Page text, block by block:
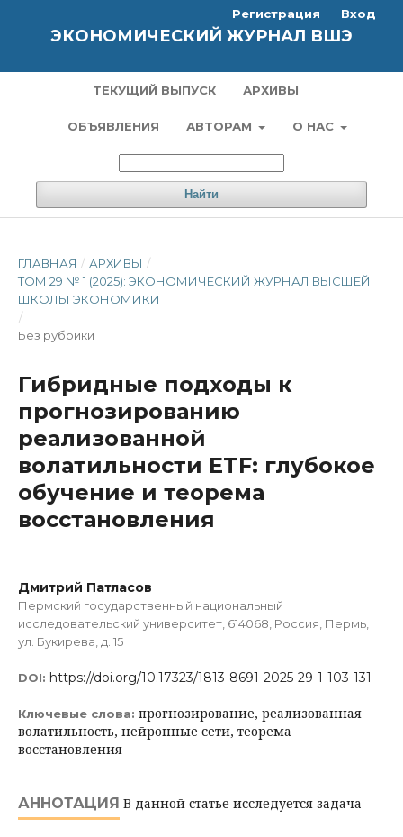
ЭКОНОМИЧЕСКИЙ ЖУРНАЛ ВШЭ
ТЕКУЩИЙ ВЫПУСК АРХИВЫ
ОБЪЯВЛЕНИЯ АВТОРАМ О НАС
Найти
Регистрация Вход
ГЛАВНАЯ / АРХИВЫ /
ТОМ 29 № 1 (2025): ЭКОНОМИЧЕСКИЙ ЖУРНАЛ ВЫСШЕЙ
ШКОЛЫ ЭКОНОМИКИ
/
Без рубрики
Гибридные подходы к
прогнозированию
реализованной
волатильности ETF: глубокое
обучение и теорема
восстановления
Дмитрий Патласов
Пермский государственный национальный
исследовательский университет, 614068, Россия, Пермь,
ул. Букирева, д. 15
DOI: https://doi.org/10.17323/1813-8691-2025-29-1-103-131
Ключевые слова: прогнозирование, реализованная
волатильность, нейронные сети, теорема
восстановления
АННОТАЦИЯ В данной статье исследуется задача